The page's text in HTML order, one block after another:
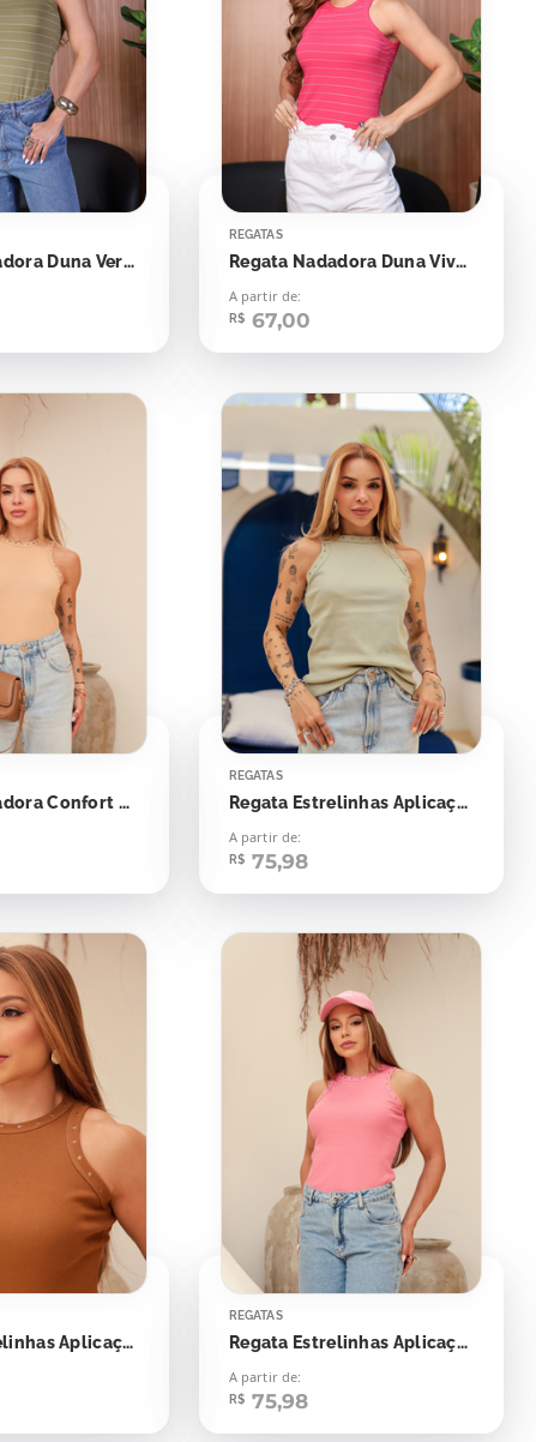
Regata Nadadora Duna Verde Oriente Listras Off
REGATAS
Regata Nadadora Duna Viva Magenta
A partir de:
R$ 67,00
Regata Nadadora Confort Bolinhas Aplicação
REGATAS
Regata Estrelinhas Aplicação
A partir de:
R$ 75,98
Regata Estrelinhas Aplicação
REGATAS
Regata Estrelinhas Aplicação
A partir de:
R$ 75,98